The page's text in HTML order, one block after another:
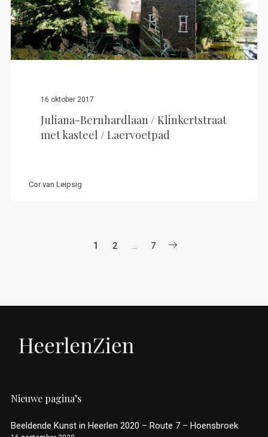
16 oktober 2017
Juliana-Bernhardlaan / Klinkertstraat
met kasteel / Laervoetpad
Cor van Leipsig
1 2 … 7
Nieuwe pagina’s
Beeldende Kunst in Heerlen 2020 – Route 7 – Hoensbroek